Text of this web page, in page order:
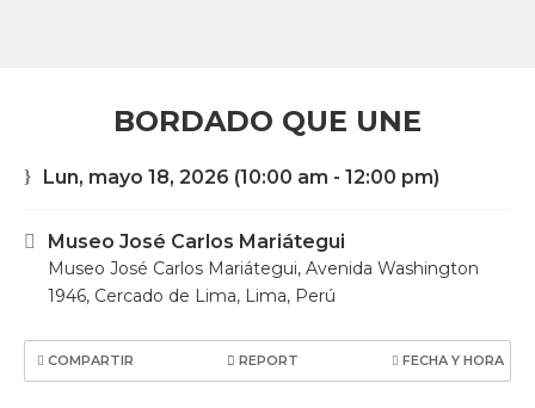
BORDADO QUE UNE
Lun, mayo 18, 2026 (10:00 am - 12:00 pm)
Museo José Carlos Mariátegui
Museo José Carlos Mariátegui, Avenida Washington
1946, Cercado de Lima, Lima, Perú
COMPARTIR REPORT FECHA Y HORA